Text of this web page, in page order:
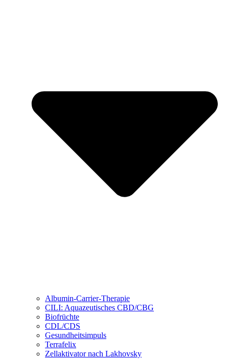
Albumin-Carrier-Therapie
CILI: Aquazeutisches CBD/CBG
Biofrüchte
CDL/CDS
Gesundheitsimpuls
Terrafelix
Zellaktivator nach Lakhovsky